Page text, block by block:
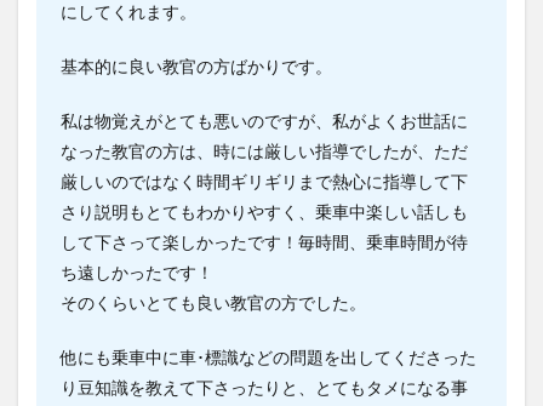
にしてくれます。
基本的に良い教官の方ばかりです。
私は物覚えがとても悪いのですが、私がよくお世話に
なった教官の方は、時には厳しい指導でしたが、ただ
厳しいのではなく時間ギリギリまで熱心に指導して下
さり説明もとてもわかりやすく、乗車中楽しい話しも
して下さって楽しかったです！毎時間、乗車時間が待
ち遠しかったです！
そのくらいとても良い教官の方でした。
他にも乗車中に車･標識などの問題を出してくださった
り豆知識を教えて下さったりと、とてもタメになる事